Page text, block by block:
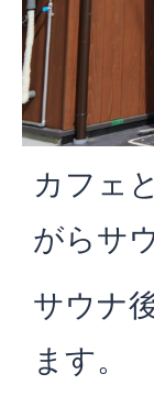
カフェ
がらサ
サウナ
ます。